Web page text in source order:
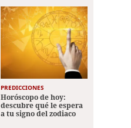
PREDICCIONES
Horóscopo de hoy:
descubre qué le espera
a tu signo del zodiaco